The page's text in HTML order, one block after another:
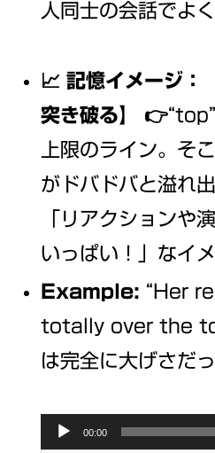
人同士の会話でよ
📈 記憶イメージ：
突き破る】
上限のライン。そ
がドバドバと溢れ
「リアクションや
いっぱい！」なイ
Example: “Her
totally over the
は完全に大げさだっ
Audio
00:00